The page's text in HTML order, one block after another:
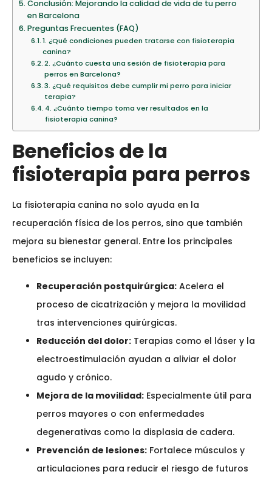
Conclusión: Mejorando la calidad de vida de tu perro
en Barcelona
Preguntas Frecuentes (FAQ)
1. ¿Qué condiciones pueden tratarse con fisioterapia
canina?
2. ¿Cuánto cuesta una sesión de fisioterapia para
perros en Barcelona?
3. ¿Qué requisitos debe cumplir mi perro para iniciar
terapia?
4. ¿Cuánto tiempo toma ver resultados en la
fisioterapia canina?
Beneficios de la
fisioterapia para perros
La fisioterapia canina no solo ayuda en la
recuperación física de los perros, sino que también
mejora su bienestar general. Entre los principales
beneficios se incluyen:
Recuperación postquirúrgica: Acelera el
proceso de cicatrización y mejora la movilidad
tras intervenciones quirúrgicas.
Reducción del dolor: Terapias como el láser y la
electroestimulación ayudan a aliviar el dolor
agudo y crónico.
Mejora de la movilidad: Especialmente útil para
perros mayores o con enfermedades
degenerativas como la displasia de cadera.
Prevención de lesiones: Fortalece músculos y
articulaciones para reducir el riesgo de futuros